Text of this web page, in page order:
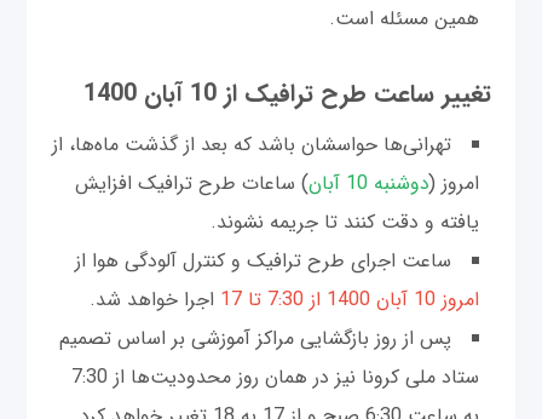
همین مسئله است.
تغییر ساعت طرح ترافیک از 10 آبان 1400
تهرانی‌ها حواسشان باشد که بعد از گذشت ماه‌ها، از
امروز (دوشنبه 10 آبان
) ساعات طرح ترافیک افزایش
یافته و دقت کنند تا جریمه نشوند.
ساعت اجرای طرح ترافیک و کنترل آلودگی هوا از
امروز 10 آبان 1400 از 7:30 تا 17
اجرا خواهد شد.
پس از روز بازگشایی مراکز آموزشی بر اساس تصمیم
ستاد ملی کرونا نیز در همان روز محدودیت‌ها از 7:30